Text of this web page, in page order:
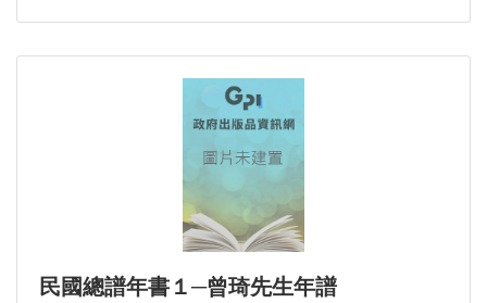
民國總譜年書１─曾琦先生年譜